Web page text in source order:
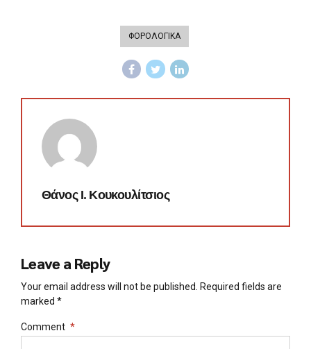
ΦΟΡΟΛΟΓΙΚΑ
Θάνος Ι. Κουκουλίτσιος
Leave a Reply
Your email address will not be published. Required fields are
marked *
Comment *